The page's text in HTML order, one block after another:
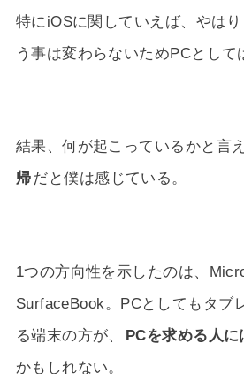
特にiOSに関していえば、やはり
う事は変わらないためPCとして
結果、何が起こっているかと言
帰だと僕は感じている。
1つの方向性を示したのは、
SurfaceBook。PCとしてもタブ
る端末の方が、
PCを求める人
かもしれない。